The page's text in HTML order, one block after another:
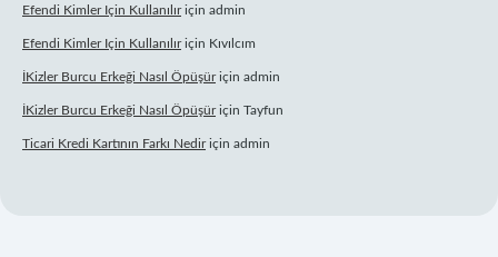
Efendi Kimler Için Kullanılıriçin admin
Efendi Kimler Için Kullanılıriçin Kıvılcım
İKizler Burcu Erkeği Nasıl Öpüşüriçin admin
İKizler Burcu Erkeği Nasıl Öpüşüriçin Tayfun
Ticari Kredi Kartının Farkı Nediriçin admin